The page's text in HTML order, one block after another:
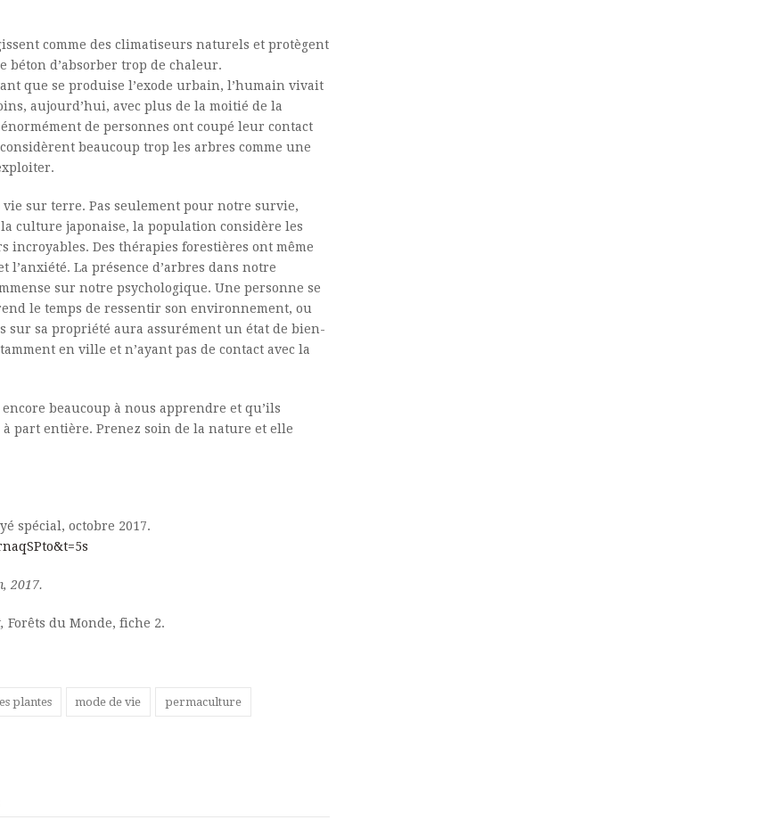
comme des climatiseurs naturels et protègent
béton d’absorber trop de chaleur.
que se produise l’exode urbain, l’humain vivait
aujourd’hui, avec plus de la moitié de la
de personnes ont coupé leur contact
beaucoup trop les arbres comme une
sur terre. Pas seulement pour notre survie,
culture japonaise, la population considère les
incroyables. Des thérapies forestières ont même
La présence d’arbres dans notre
sur notre psychologique. Une personne se
le temps de ressentir son environnement, ou
sa propriété aura assurément un état de bien-
en ville et n’ayant pas de contact avec la
beaucoup à nous apprendre et qu’ils
part entière. Prenez soin de la nature et elle
spécial, octobre 2017.
2017.
Forêts du Monde, fiche 2.
plantes mode de vie permaculture